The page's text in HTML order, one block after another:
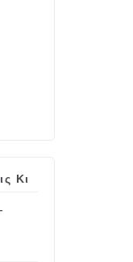
Κι